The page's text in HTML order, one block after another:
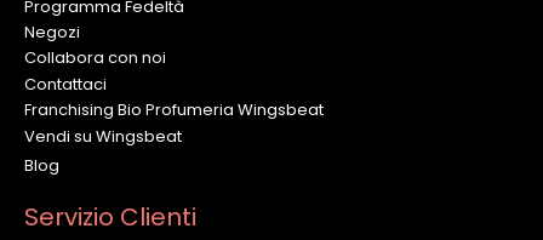
Programma Fedeltà
Negozi
Collabora con noi
Contattaci
Franchising Bio Profumeria Wingsbeat
Vendi su Wingsbeat
Blog
Servizio Clienti